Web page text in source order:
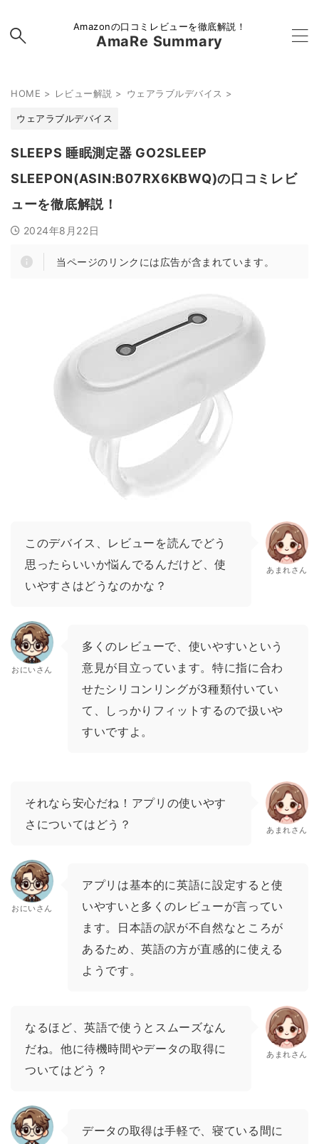
Amazonの口コミレビューを徹底解説！
AmaRe Summary
HOME > レビュー解説 > ウェアラブルデバイス >
ウェアラブルデバイス
SLEEPS 睡眠測定器 GO2SLEEP
SLEEPON(ASIN:B07RX6KBWQ)の口コミレビ
ューを徹底解説！
2024年8月22日
当ページのリンクには広告が含まれています。
このデバイス、レビューを読んでどう
思ったらいいか悩んでるんだけど、使
いやすさはどうなのかな？
あまれさん
おにいさん
多くのレビューで、使いやすいという
意見が目立っています。特に指に合わ
せたシリコンリングが3種類付いてい
て、しっかりフィットするので扱いや
すいですよ。
それなら安心だね！アプリの使いやす
さについてはどう？
あまれさん
おにいさん
アプリは基本的に英語に設定すると使
いやすいと多くのレビューが言ってい
ます。日本語の訳が不自然なところが
あるため、英語の方が直感的に使える
ようです。
なるほど、英語で使うとスムーズなん
だね。他に待機時間やデータの取得に
ついてはどう？
あまれさん
データの取得は手軽で、寝ている間に